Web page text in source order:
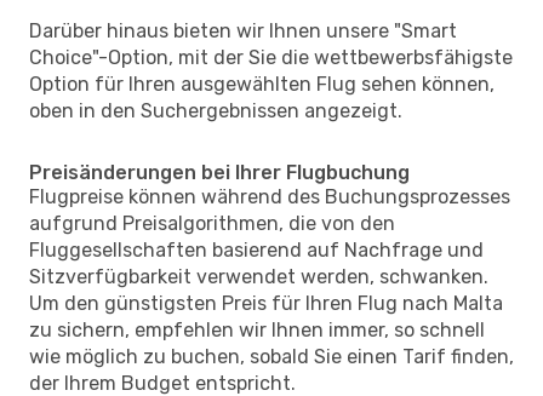
Darüber hinaus bieten wir Ihnen unsere "Smart
Choice"-Option, mit der Sie die wettbewerbsfähigste
Option für Ihren ausgewählten Flug sehen können,
oben in den Suchergebnissen angezeigt.
Preisänderungen bei Ihrer Flugbuchung
Flugpreise können während des Buchungsprozesses
aufgrund Preisalgorithmen, die von den
Fluggesellschaften basierend auf Nachfrage und
Sitzverfügbarkeit verwendet werden, schwanken.
Um den günstigsten Preis für Ihren Flug nach Malta
zu sichern, empfehlen wir Ihnen immer, so schnell
wie möglich zu buchen, sobald Sie einen Tarif finden,
der Ihrem Budget entspricht.